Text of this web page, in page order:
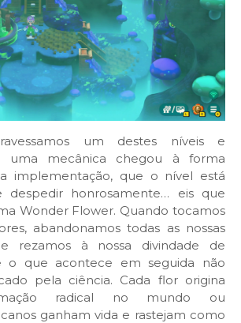
um destes níveis e
uma mecânica chegou à forma
implementação, que o nível está
despedir honrosamente… eis que
Wonder Flower. Quando tocamos
abandonamos todas as nossas
rezamos à nossa divindade de
o que acontece em seguida não
pela ciência. Cada flor origina
radical no mundo ou
ganham vida e rastejam como